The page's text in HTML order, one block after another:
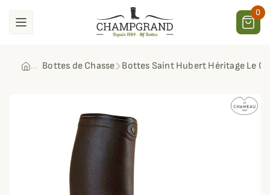
0
Bottes de Chasse Bottes Saint Hubert Héritage Le